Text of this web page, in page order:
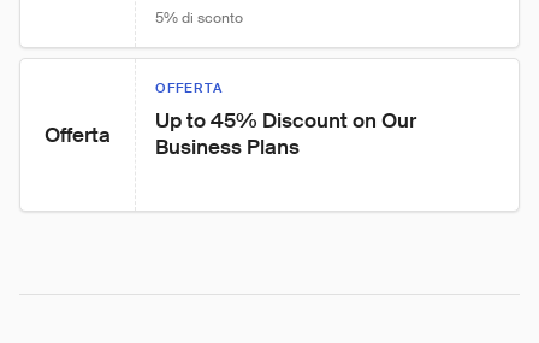
5% di sconto
Offerta
OFFERTA
Up to 45% Discount on Our
Business Plans